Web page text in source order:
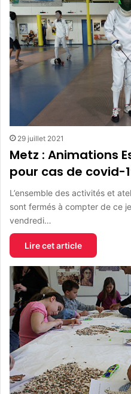
29 juillet 2021
Metz : Animations
pour cas de covid-
L’ensemble des activités et
sont fermés à compter de ce
vendredi…
Lire cet article